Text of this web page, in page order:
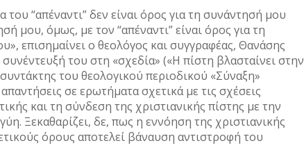
του “απέναντι” δεν είναι όρος για τη συνάντησή μου
μου, όμως, με τον “απέναντι” είναι όρος για τη
επισημαίνει ο θεολόγος και συγγραφέας, Θανάσης
του στη «σχεδία» («Η πίστη βλασταίνει στην
του θεολογικού περιοδικού «Σύναξη»
σε ερωτήματα σχετικά με τις σχέσεις
και τη σύνδεση της χριστιανικής πίστης με την
Ξεκαθαρίζει, δε, πως η εννόηση της χριστιανικής
όρους αποτελεί βάναυση αντιστροφή του